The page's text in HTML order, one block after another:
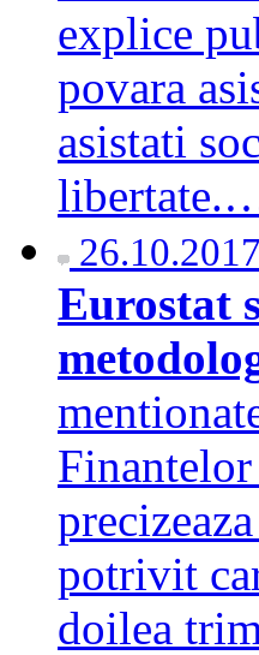
explice
povara
asistati
26.10.2017
Eurostat
potrivit
doilea